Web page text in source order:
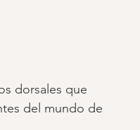
dorsales que
del mundo de